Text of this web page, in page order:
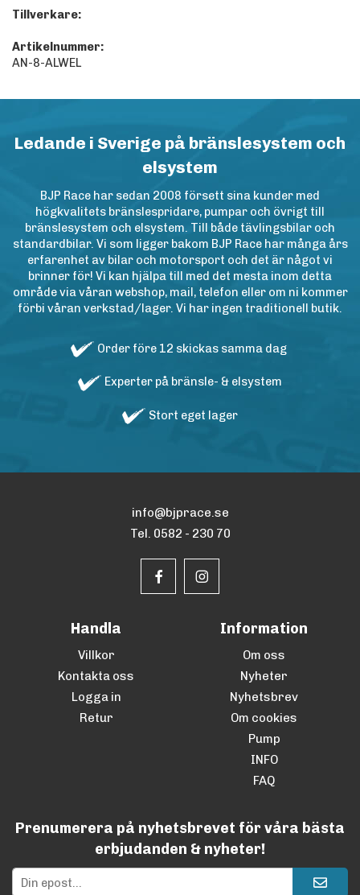
Tillverkare:
Artikelnummer:
AN-8-ALWEL
Ledande i Sverige på bränslesystem och
elsystem
BJP Race har sedan 2008 försett sina kunder med
högkvalitets bränslespridare, pumpar och övrigt till
bränslesystem och elsystem. Till både tävlingsbilar och
standardbilar. Vi som ligger bakom BJP Race har många års
erfarenhet av bilar och motorsport och det är något vi
brinner för! Vi kan hjälpa till med det mesta inom detta
område via våran webshop, mail, telefon eller om ni kommer
förbi våran verkstad/lager. Vi har ingen traditionell butik.
Order före 12 skickas samma dag
Experter på bränsle- & elsystem
Stort eget lager
info@bjprace.se
Tel. 0582 - 230 70
Handla
Villkor
Kontakta oss
Logga in
Retur
Information
Om oss
Nyheter
Nyhetsbrev
Om cookies
Pump
INFO
FAQ
Prenumerera på nyhetsbrevet för våra bästa
erbjudanden & nyheter!